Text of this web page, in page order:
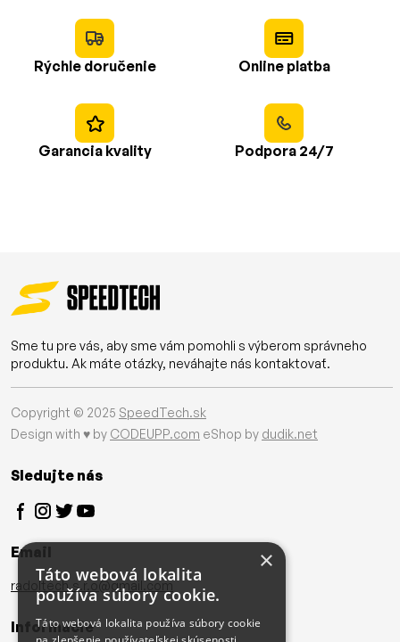
Rýchle doručenie Online platba
Garancia kvality Podpora 24/7
Sme tu pre vás, aby sme vám pomohli s výberom správneho
produktu. Ak máte otázky, neváhajte nás kontaktovať.
Copyright © 2025 SpeedTech.sk
Design with ♥ by CODEUPP.com eShop by dudik.net
Sledujte nás
Email
radoltech.s.r.o@gmail.com
Informácie
×
Táto webová lokalita
používa súbory cookie.
Táto webová lokalita používa súbory cookie